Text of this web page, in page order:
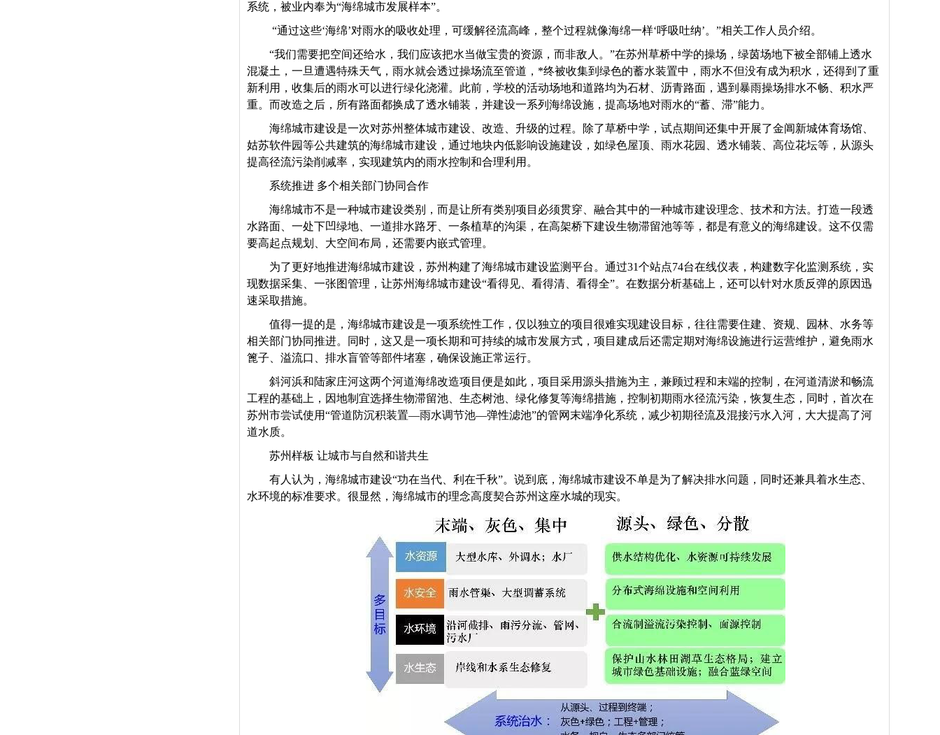
系统，被业内奉为“海绵城市发展样本”。
“通过这些‘海绵’对雨水的吸收处理，可缓解径流高峰，整个过程就像海绵一样‘呼吸吐纳’。”相关工作人员介绍。
“我们需要把空间还给水，我们应该把水当做宝贵的资源，而非敌人。”在苏州草桥中学的操场，绿茵场地下被全部铺上透水
混凝土，一旦遭遇特殊天气，雨水就会透过操场流至管道，*终被收集到绿色的蓄水装置中，雨水不但没有成为积水，还得到了重
新利用，收集后的雨水可以进行绿化浇灌。此前，学校的活动场地和道路均为石材、沥青路面，遇到暴雨操场排水不畅、积水严
重。而改造之后，所有路面都换成了透水铺装，并建设一系列海绵设施，提高场地对雨水的“蓄、滞”能力。
海绵城市建设是一次对苏州整体城市建设、改造、升级的过程。除了草桥中学，试点期间还集中开展了金阊新城体育场馆、
姑苏软件园等公共建筑的海绵城市建设，通过地块内低影响设施建设，如绿色屋顶、雨水花园、透水铺装、高位花坛等，从源头
提高径流污染削减率，实现建筑内的雨水控制和合理利用。
系统推进 多个相关部门协同合作
海绵城市不是一种城市建设类别，而是让所有类别项目必须贯穿、融合其中的一种城市建设理念、技术和方法。打造一段透
水路面、一处下凹绿地、一道排水路牙、一条植草的沟渠，在高架桥下建设生物滞留池等等，都是有意义的海绵建设。这不仅需
要高起点规划、大空间布局，还需要内嵌式管理。
为了更好地推进海绵城市建设，苏州构建了海绵城市建设监测平台。通过31个站点74台在线仪表，构建数字化监测系统，实
现数据采集、一张图管理，让苏州海绵城市建设“看得见、看得清、看得全”。在数据分析基础上，还可以针对水质反弹的原因迅
速采取措施。
值得一提的是，海绵城市建设是一项系统性工作，仅以独立的项目很难实现建设目标，往往需要住建、资规、园林、水务等
相关部门协同推进。同时，这又是一项长期和可持续的城市发展方式，项目建成后还需定期对海绵设施进行运营维护，避免雨水
篦子、溢流口、排水盲管等部件堵塞，确保设施正常运行。
斜河浜和陆家庄河这两个河道海绵改造项目便是如此，项目采用源头措施为主，兼顾过程和末端的控制，在河道清淤和畅流
工程的基础上，因地制宜选择生物滞留池、生态树池、绿化修复等海绵措施，控制初期雨水径流污染，恢复生态，同时，首次在
苏州市尝试使用“管道防沉积装置—雨水调节池—弹性滤池”的管网末端净化系统，减少初期径流及混接污水入河，大大提高了河
道水质。
苏州样板 让城市与自然和谐共生
有人认为，海绵城市建设“功在当代、利在千秋”。说到底，海绵城市建设不单是为了解决排水问题，同时还兼具着水生态、
水环境的标准要求。很显然，海绵城市的理念高度契合苏州这座水城的现实。